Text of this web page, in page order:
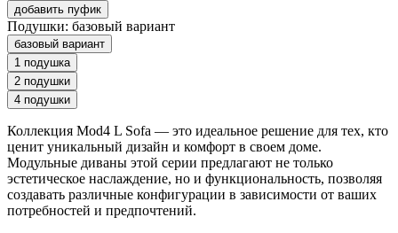
добавить пуфик
Подушки: базовый вариант
базовый вариант
1 подушка
2 подушки
4 подушки
Коллекция Mod4 L Sofa — это идеальное решение для тех, кто
ценит уникальный дизайн и комфорт в своем доме.
Модульные диваны этой серии предлагают не только
эстетическое наслаждение, но и функциональность, позволяя
создавать различные конфигурации в зависимости от ваших
потребностей и предпочтений.